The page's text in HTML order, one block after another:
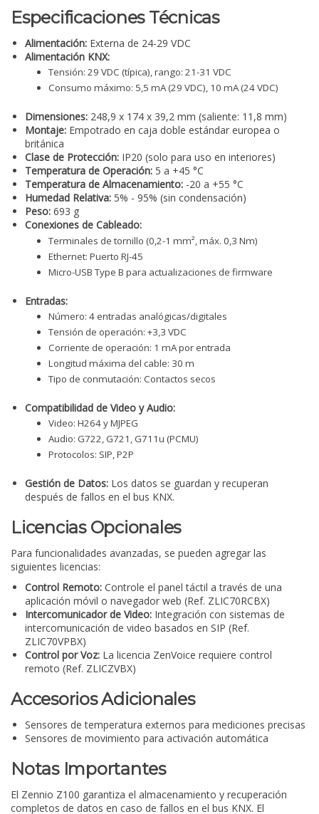
Especificaciones Técnicas
Alimentación: Externa de 24-29 VDC
Alimentación KNX:
Tensión: 29 VDC (típica), rango: 21-31 VDC
Consumo máximo: 5,5 mA (29 VDC), 10 mA (24 VDC)
Dimensiones: 248,9 x 174 x 39,2 mm (saliente: 11,8 mm)
Montaje: Empotrado en caja doble estándar europea o
británica
Clase de Protección: IP20 (solo para uso en interiores)
Temperatura de Operación: 5 a +45 °C
Temperatura de Almacenamiento: -20 a +55 °C
Humedad Relativa: 5% - 95% (sin condensación)
Peso: 693 g
Conexiones de Cableado:
Terminales de tornillo (0,2-1 mm², máx. 0,3 Nm)
Ethernet: Puerto RJ-45
Micro-USB Type B para actualizaciones de firmware
Entradas:
Número: 4 entradas analógicas/digitales
Tensión de operación: +3,3 VDC
Corriente de operación: 1 mA por entrada
Longitud máxima del cable: 30 m
Tipo de conmutación: Contactos secos
Compatibilidad de Video y Audio:
Video: H264 y MJPEG
Audio: G722, G721, G711u (PCMU)
Protocolos: SIP, P2P
Gestión de Datos: Los datos se guardan y recuperan
después de fallos en el bus KNX.
Licencias Opcionales
Para funcionalidades avanzadas, se pueden agregar las
siguientes licencias:
Control Remoto: Controle el panel táctil a través de una
aplicación móvil o navegador web (Ref. ZLIC70RCBX)
Intercomunicador de Video: Integración con sistemas de
intercomunicación de video basados en SIP (Ref.
ZLIC70VPBX)
Control por Voz: La licencia ZenVoice requiere control
remoto (Ref. ZLICZVBX)
Accesorios Adicionales
Sensores de temperatura externos para mediciones precisas
Sensores de movimiento para activación automática
Notas Importantes
El Zennio Z100 garantiza el almacenamiento y recuperación
completos de datos en caso de fallos en el bus KNX. El